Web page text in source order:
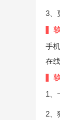
3、
手
在
1、
2、